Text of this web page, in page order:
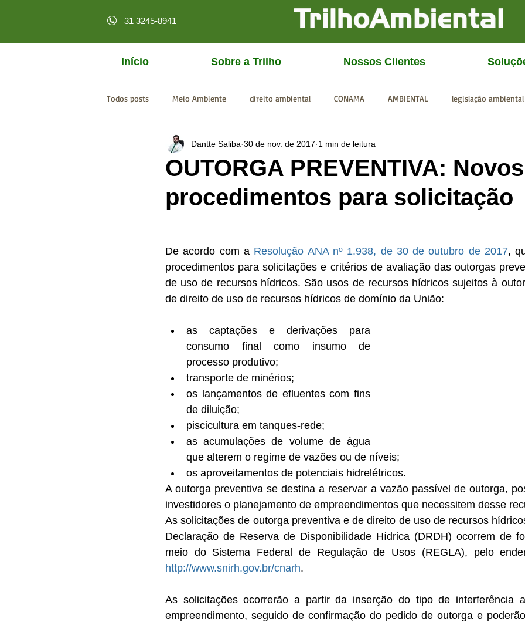
31 3245-8941
Início Sobre a Trilho Nossos Clientes
Todos posts Meio Ambiente direito ambiental CONAMA AMBIENTAL legislação ambiental
licenciamento online MPF CGU IBAMA SISEMA
OUTORGA PREVENTIVA: Novos
procedimentos para solicitação
Dantte Saliba 30 de nov. de 2017 1 min de leitura
De acordo com a Resolução ANA nº 1.938, de 30 de outubro de 2017,
procedimentos para solicitações e critérios de avaliação das outorgas
de uso de recursos hídricos. São usos de recursos hídricos sujeitos à
de direito de uso de recursos hídricos de domínio da União:
as captações e derivações para
consumo final como insumo de
processo produtivo;
transporte de minérios;
os lançamentos de efluentes com fins
de diluição;
piscicultura em tanques-rede;
as acumulações de volume de água
que alterem o regime de vazões ou de níveis;
os aproveitamentos de potenciais hidrelétricos.
A outorga preventiva se destina a reservar a vazão passível de outorga,
investidores o planejamento de empreendimentos que necessitem desse
As solicitações de outorga preventiva e de direito de uso de recursos
Declaração de Reserva de Disponibilidade Hídrica (DRDH) ocorrem de
http://www.snirh.gov.br/cnarh.
As solicitações ocorrerão a partir da inserção do tipo de interferência
empreendimento, seguido de confirmação do pedido de outorga e